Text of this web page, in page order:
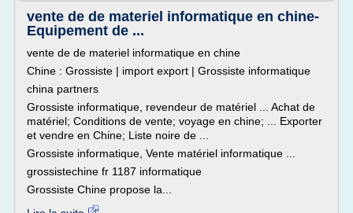
vente de de materiel informatique en chine-
Equipement de ...
vente de de materiel informatique en chine
Chine : Grossiste | import export | Grossiste informatique
china partners
Grossiste informatique, revendeur de matériel ... Achat de
matériel; Conditions de vente; voyage en chine; ... Exporter
et vendre en Chine; Liste noire de ...
Grossiste informatique, Vente matériel informatique ...
grossistechine fr 1187 informatique
Grossiste Chine propose la...